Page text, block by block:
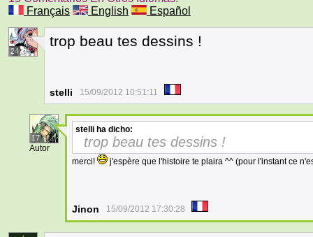
Français
English Español
24
trop beau tes dessins !
stelli 15/09/2012 10:51:11
17
Autor
stelli ha dicho:
trop beau tes dessins !
merci! j'espère que l'histoire te plaira ^^ (pour l'instant ce
Jinon 15/09/2012 17:30:28